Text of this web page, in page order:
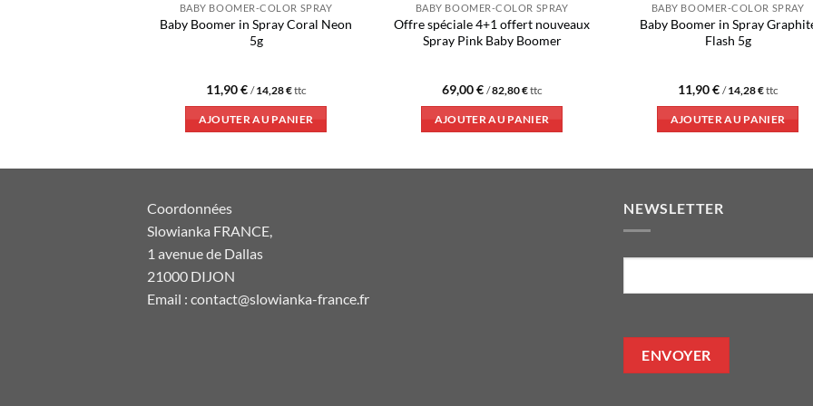
BABY BOOMER-COLOR SPRAY
Baby Boomer in Spray Coral Neon
5g
11,90€ /14,28€ttc
AJOUTER AU PANIER
BABY BOOMER-COLOR SPRAY
Offre spéciale 4+1 offert nouveaux
Spray Pink Baby Boomer
69,00€ /82,80€ttc
AJOUTER AU PANIER
BABY BOOMER-COLOR SPRAY
Baby Boomer in Spray
Flash 5g
11,90€ /14,28€ttc
AJOUTER AU PANIER
Coordonnées
Slowianka FRANCE,
1 avenue de Dallas
21000 DIJON
Email : contact@slowianka-france.fr
NEWSLETTER
E-